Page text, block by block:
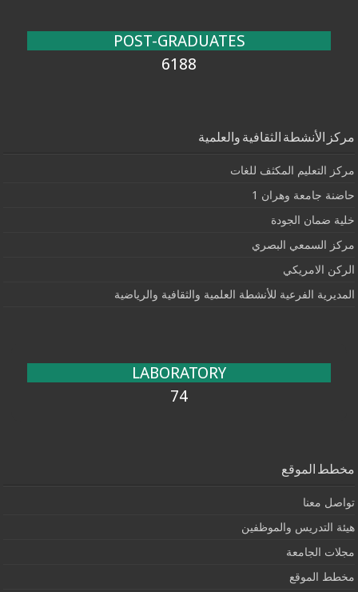
POST-GRADUATES
6188
مركز الأنشطة الثقافية والعلمية
مركز التعليم المكثف للغات
حاضنة جامعة وهران 1
خلية ضمان الجودة
مركز السمعي البصري
الركن الامريكي
المديرية الفرعية للأنشطة العلمية والثقافية والرياضية
LABORATORY
74
مخطط الموقع
تواصل معنا
هيئة التدريس والموظفين
مجلات الجامعة
مخطط الموقع